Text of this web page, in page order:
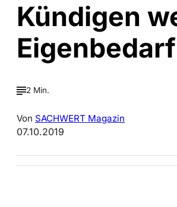
Kündigen
Eigenbedarf
2 Min.
Von SACHWERT Magazin
07.10.2019